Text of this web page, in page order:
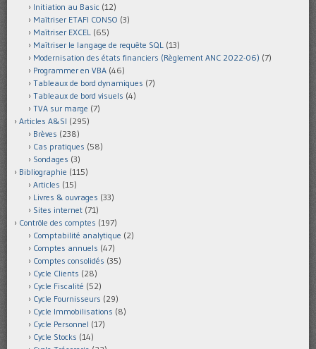
Initiation au Basic (12)
Maîtriser ETAFI CONSO (3)
Maîtriser EXCEL (65)
Maîtriser le langage de requête SQL (13)
Modernisation des états financiers (Règlement ANC 2022-06) (7)
Programmer en VBA (46)
Tableaux de bord dynamiques (7)
Tableaux de bord visuels (4)
TVA sur marge (7)
Articles A&SI (295)
Brèves (238)
Cas pratiques (58)
Sondages (3)
Bibliographie (115)
Articles (15)
Livres & ouvrages (33)
Sites internet (71)
Contrôle des comptes (197)
Comptabilité analytique (2)
Comptes annuels (47)
Comptes consolidés (35)
Cycle Clients (28)
Cycle Fiscalité (52)
Cycle Fournisseurs (29)
Cycle Immobilisations (8)
Cycle Personnel (17)
Cycle Stocks (14)